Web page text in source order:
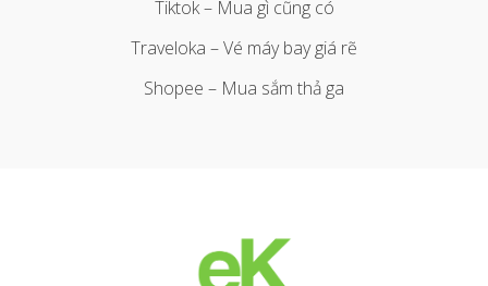
Tiktok – Mua gì cũng có
Traveloka – Vé máy bay giá rẽ
Shopee – Mua sắm thả ga